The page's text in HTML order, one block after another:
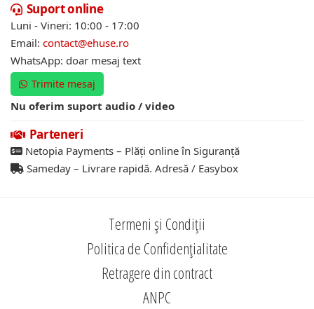
Suport online
Luni - Vineri: 10:00 - 17:00
Email: contact@ehuse.ro
WhatsApp: doar mesaj text
Trimite mesaj
Nu oferim suport audio / video
Parteneri
Netopia Payments – Plăți online în Siguranță
Sameday – Livrare rapidă. Adresă / Easybox
Termeni și Condiții
Politica de Confidențialitate
Retragere din contract
ANPC